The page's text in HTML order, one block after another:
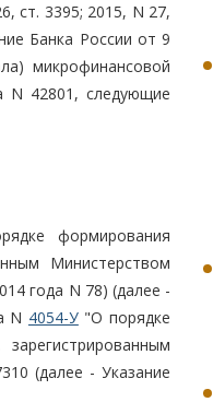
ст. 3395; 2015, N 27,
Банка России от 9
микрофинансовой
N 42801, следующие
формирования
Министерством
года N 78) (далее -
N 4054-У"О порядке
(далее - Указание